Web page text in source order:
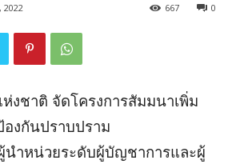
2022 0
667
งชาติ จัดโครงการสัมมนาเพิ่ม
งกันปราบปราม
นำหน่วยระดับผู้บัญชาการและผู้